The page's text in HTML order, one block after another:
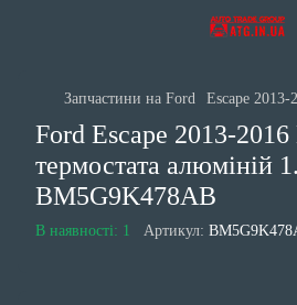
Запчастини на Ford Escape 2013-
Ford Escape 2013-
термостата алюміній
BM5G9K478AB
В наявності: 1 Артикул: